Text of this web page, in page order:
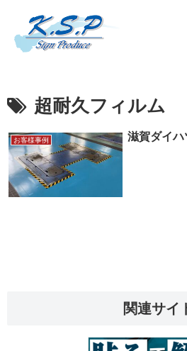
超耐久フィルム
お客様事例 滋賀ダイ
関連サイ